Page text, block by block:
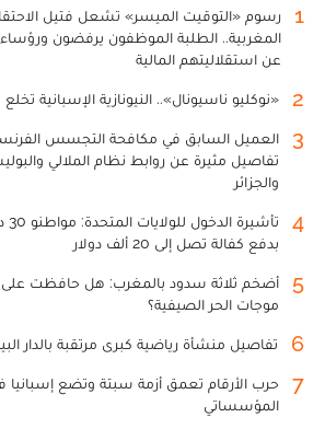
1
رسوم «التوقيت الميسر» تشعل فتيل
المغربية.. الطلبة الموظفون يرفضون
عن استقلاليتهم المالية
2 «نوكليو ناسيونال».. النيونازية الإسبانية
3
العميل السابق في مكافحة التجسس
تفاصيل مثيرة عن روابط نظام الملالي
والجزائر
4
بدفع كفالة تصل إلى 20 ألف دولار
5
أضخم ثلاثة سدود بالمغرب: هل حافظت
موجات الحر الصيفية؟
6 تفاصيل منشأة رياضية كبرى مرتقبة بالدار
7
حرب الأرقام تعمق أزمة سبتة وتضع إسبانيا
المؤسساتي